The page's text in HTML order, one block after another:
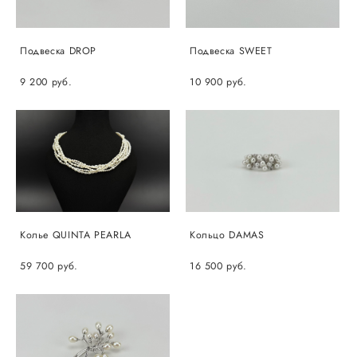
Подвеска DROP
9 200 pуб.
Подвеска SWEET
10 900 pуб.
Колье QUINTA PEARLA
59 700 pуб.
Кольцо DAMAS
16 500 pуб.